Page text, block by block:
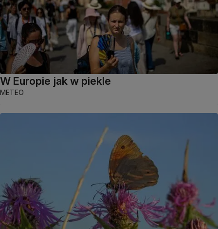
W Europie jak w piekle
METEO